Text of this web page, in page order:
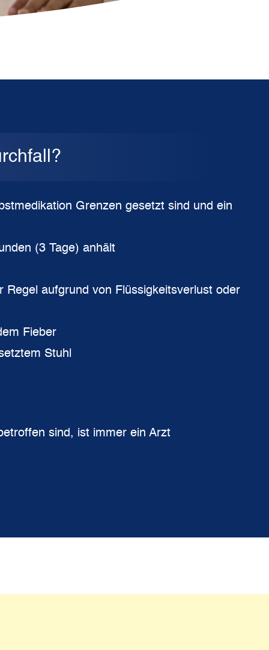
Grenzen gesetzt sind und ein
(3 Tage) anhält
Regel aufgrund von Flüssigkeitsverlust oder
Fieber
Stuhl
sind, ist immer ein Arzt